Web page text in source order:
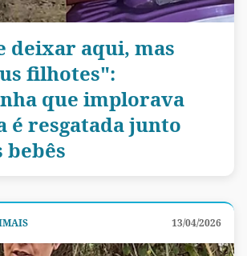
deixar aqui, mas
filhotes":
que implorava
é resgatada junto
bebês
13/04/2026